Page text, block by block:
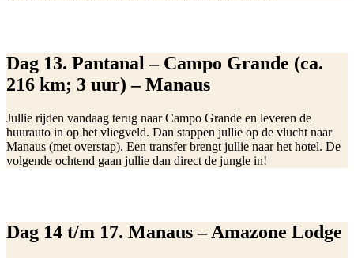
Dag 13. Pantanal – Campo Grande (ca.
216 km; 3 uur) – Manaus
Jullie rijden vandaag terug naar Campo Grande en leveren de
huurauto in op het vliegveld. Dan stappen jullie op de vlucht naar
Manaus (met overstap). Een transfer brengt jullie naar het hotel. De
volgende ochtend gaan jullie dan direct de jungle in!
Dag 14 t/m 17. Manaus – Amazone Lodge